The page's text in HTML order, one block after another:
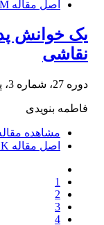
اصل مقاله
یک خوانش
نقاشی
دوره 27، شماره 3، پاییز 1401، صفحه
فاطمه بنویدی
مشاهده
اصل مقاله
1
2
3
4